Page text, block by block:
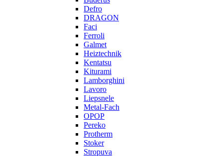
Defro
DRAGON
Faci
Ferroli
Galmet
Heiztechnik
Kentatsu
Kiturami
Lamborghini
Lavoro
Liepsnele
Metal-Fach
OPOP
Pereko
Protherm
Stoker
Stropuva